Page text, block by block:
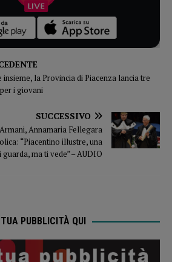
insieme, la Provincia di Piacenza lancia tre
i giovani
SUCCESSIVO
Annamaria Fellegara
“Piacentino illustre, una
ma ti vede” – AUDIO
PUBBLICITÀ QUI